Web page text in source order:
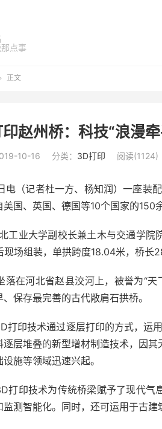
点事
正文
赵州桥：科技“浪漫
10-16 分类： 3D打印 阅读(1124)
电（记者杜一方、杨知润）一座装
国、英国、德国等10个国家的150
工业大学副校长兼土木与交通学院
场组装，单拱跨度18.04米，桥长
落在河北省赵县洨河上，被誉为“
保存最完善的古代敞肩石拱桥。
打印技术通过逐层打印的方式，运
层堆叠的新型增材制造技术，因
施等领域迅速兴起。
打印技术为传统桥梁赋予了现代气
测智能化。同时，还可运用于古